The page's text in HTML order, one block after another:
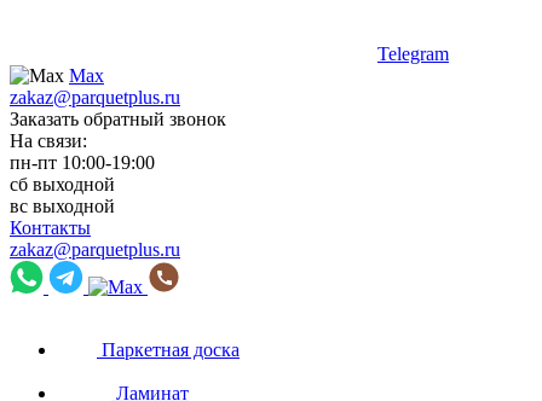
Telegram
Max
zakaz@parquetplus.ru
Заказать обратный звонок
На связи:
пн-пт 10:00-19:00
сб выходной
вс выходной
Контакты
zakaz@parquetplus.ru
Паркетная доска
Ламинат